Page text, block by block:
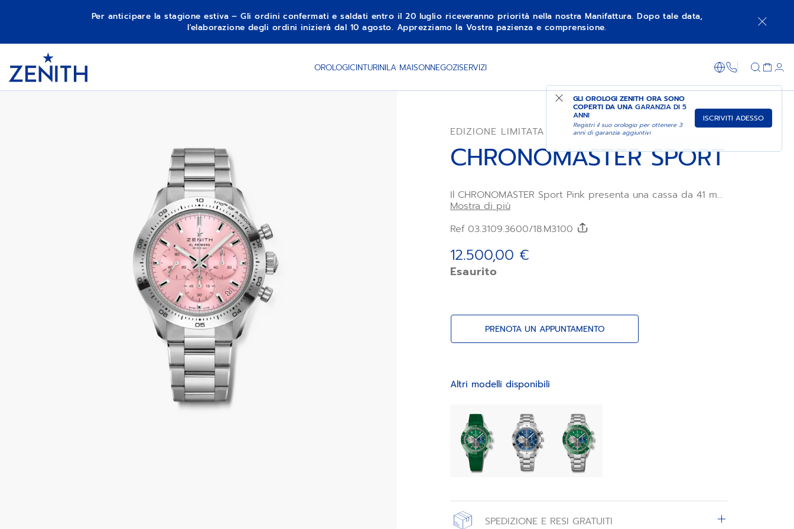
Per anticipare la stagione estiva – Gli ordini confermati e saldati entro il 20 luglio riceveranno priorità nella nostra Manifattura. Dopo tale data,
l'elaborazione degli ordini inizierà dal 10 agosto. Apprezziamo la Vostra pazienza e comprensione.
1 OROLOGICINTURINILA MAISONNEGOZISERVIZI +800 36 00
GLI OROLOGI ZENITH ORA SONO
COPERTI DA UNA GARANZIA DI 5
ANNI
Registri il suo orologio per ottenere 3
anni di garanzia aggiuntivi
ISCRIVITI ADESSO
EDIZIONE LIMITATA
CHRONOMASTER SPORT
Il CHRONOMASTER Sport Pink presenta una cassa da 41 mm
in acciaio con lunetta in acciaio lucido, abbinata a un
Animato dal calibro automatico ad alta frequenza El Primero
lettura al 1/10 di secondo e riserva di carica di 60 ore.
Edizione limitata di 500 esemplari.
Mostra di più
Ref 03.3109.3600/18.M3100
12.500,00 €
Esaurito
PRENOTA UN APPUNTAMENTO
Altri modelli disponibili
SPEDIZIONE E RESI GRATUITI